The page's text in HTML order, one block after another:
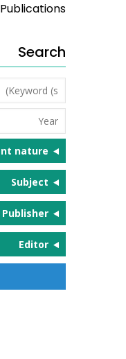
Search
Keyword
(s)
Year
nature
Subject
Publisher
Editor